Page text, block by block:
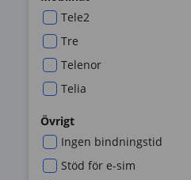
Tele2
Tre
Telenor
Telia
Övrigt
Ingen bindningstid
Stöd för e-sim